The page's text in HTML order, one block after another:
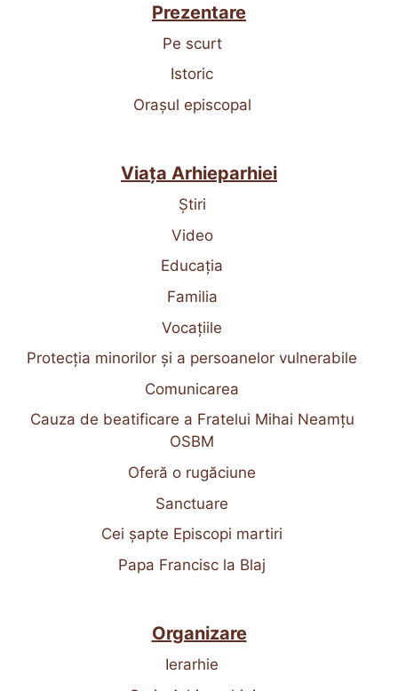
Prezentare
Pe scurt
Istoric
Orașul episcopal
Viața Arhieparhiei
Știri
Video
Educația
Familia
Vocațiile
Protecția minorilor și a persoanelor vulnerabile
Comunicarea
Cauza de beatificare a Fratelui Mihai Neamțu
OSBM
Oferă o rugăciune
Sanctuare
Cei șapte Episcopi martiri
Papa Francisc la Blaj
Organizare
Ierarhie